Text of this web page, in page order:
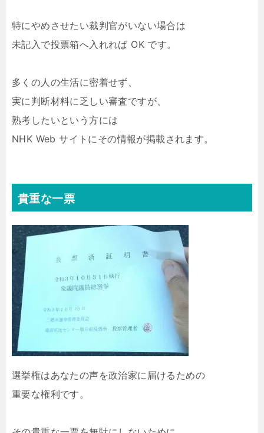
特にやめさせたい裁判官がいない場合は
未記入で投票箱へ入れれば OK です。
多くの人の生活に密着せず、
実に判断材料に乏しい審査ですが、
熟考したいという方には
NHK Web サイトにその情報が掲載されます。
貴重な一票
選挙権はあなたの声を政治家に届けるための
重要な権利です。